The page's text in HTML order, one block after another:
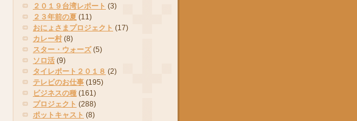
２０１９台湾レポート (3)
２３年前の夏 (11)
おにょさまプロジェクト (17)
カレー村 (8)
スター・ウォーズ (5)
ソロ活 (9)
タイレポート２０１８ (2)
テレビのお仕事 (195)
ビジネスの種 (161)
プロジェクト (288)
ポットキャスト (8)